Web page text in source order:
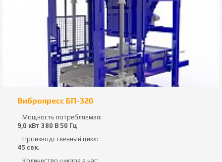
Вибропресс БП-320
Мощность потребляемая:
9,0 кВт 380 В 50 Гц
Производственный цикл:
45 сек.